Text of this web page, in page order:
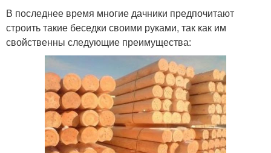
В последнее время многие дачники предпочитают
строить такие беседки своими руками, так как им
свойственны следующие преимущества: